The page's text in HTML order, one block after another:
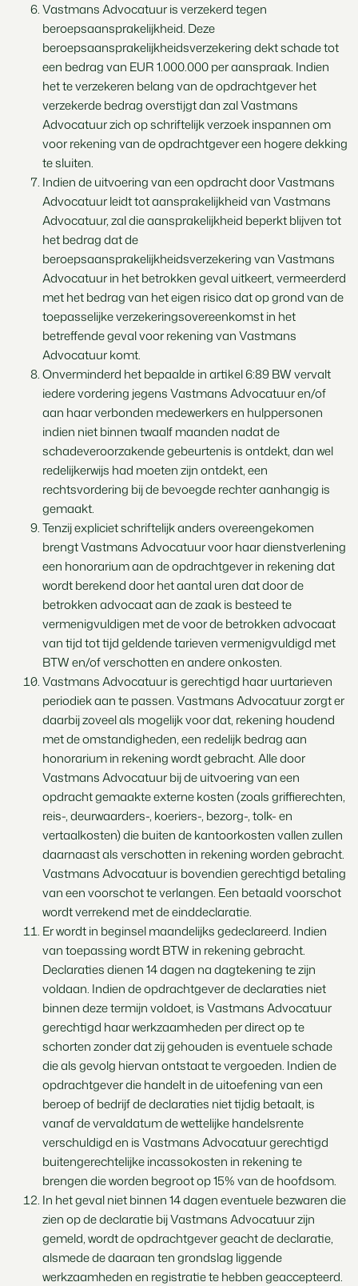
Vastmans Advocatuur is verzekerd tegen
beroepsaansprakelijkheid. Deze
beroepsaansprakelijkheidsverzekering dekt schade tot
een bedrag van EUR 1.000.000 per aanspraak. Indien
het te verzekeren belang van de opdrachtgever het
verzekerde bedrag overstijgt dan zal Vastmans
Advocatuur zich op schriftelijk verzoek inspannen om
voor rekening van de opdrachtgever een hogere dekking
te sluiten.
Indien de uitvoering van een opdracht door Vastmans
Advocatuur leidt tot aansprakelijkheid van Vastmans
Advocatuur, zal die aansprakelijkheid beperkt blijven tot
het bedrag dat de
beroepsaansprakelijkheidsverzekering van Vastmans
Advocatuur in het betrokken geval uitkeert, vermeerderd
met het bedrag van het eigen risico dat op grond van de
toepasselijke verzekeringsovereenkomst in het
betreffende geval voor rekening van Vastmans
Advocatuur komt.
Onverminderd het bepaalde in artikel 6:89 BW vervalt
iedere vordering jegens Vastmans Advocatuur en/of
aan haar verbonden medewerkers en hulppersonen
indien niet binnen twaalf maanden nadat de
schadeveroorzakende gebeurtenis is ontdekt, dan wel
redelijkerwijs had moeten zijn ontdekt, een
rechtsvordering bij de bevoegde rechter aanhangig is
gemaakt.
Tenzij expliciet schriftelijk anders overeengekomen
brengt Vastmans Advocatuur voor haar dienstverlening
een honorarium aan de opdrachtgever in rekening dat
wordt berekend door het aantal uren dat door de
betrokken advocaat aan de zaak is besteed te
vermenigvuldigen met de voor de betrokken advocaat
van tijd tot tijd geldende tarieven vermenigvuldigd met
BTW en/of verschotten en andere onkosten.
Vastmans Advocatuur is gerechtigd haar uurtarieven
periodiek aan te passen. Vastmans Advocatuur zorgt er
daarbij zoveel als mogelijk voor dat, rekening houdend
met de omstandigheden, een redelijk bedrag aan
honorarium in rekening wordt gebracht. Alle door
Vastmans Advocatuur bij de uitvoering van een
opdracht gemaakte externe kosten (zoals griffierechten,
reis-, deurwaarders-, koeriers-, bezorg-, tolk- en
vertaalkosten) die buiten de kantoorkosten vallen zullen
daarnaast als verschotten in rekening worden gebracht.
Vastmans Advocatuur is bovendien gerechtigd betaling
van een voorschot te verlangen. Een betaald voorschot
wordt verrekend met de einddeclaratie.
Er wordt in beginsel maandelijks gedeclareerd. Indien
van toepassing wordt BTW in rekening gebracht.
Declaraties dienen 14 dagen na dagtekening te zijn
voldaan. Indien de opdrachtgever de declaraties niet
binnen deze termijn voldoet, is Vastmans Advocatuur
gerechtigd haar werkzaamheden per direct op te
schorten zonder dat zij gehouden is eventuele schade
die als gevolg hiervan ontstaat te vergoeden. Indien de
opdrachtgever die handelt in de uitoefening van een
beroep of bedrijf de declaraties niet tijdig betaalt, is
vanaf de vervaldatum de wettelijke handelsrente
verschuldigd en is Vastmans Advocatuur gerechtigd
buitengerechtelijke incassokosten in rekening te
brengen die worden begroot op 15% van de hoofdsom.
In het geval niet binnen 14 dagen eventuele bezwaren die
zien op de declaratie bij Vastmans Advocatuur zijn
gemeld, wordt de opdrachtgever geacht de declaratie,
alsmede de daaraan ten grondslag liggende
werkzaamheden en registratie te hebben geaccepteerd.